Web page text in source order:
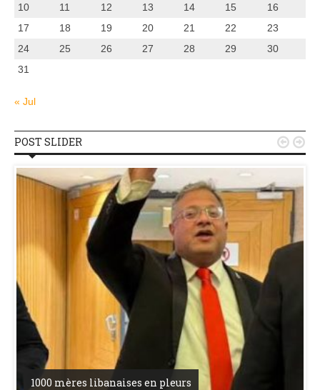
10
11 12 13 14 15
16
17
18 19 20 21 22
23
24
25 26 27 28 29
30
31
« Jul
POST SLIDER
1000 mères libanaises en pleurs
 